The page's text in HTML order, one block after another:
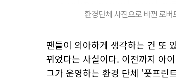
환경단체 사진으로 바뀐 로
팬들이 의아하게 생각하는 건 또
뀌었다는 사실이다. 이전까지 아
그가 운영하는 환경 단체 ‘풋프